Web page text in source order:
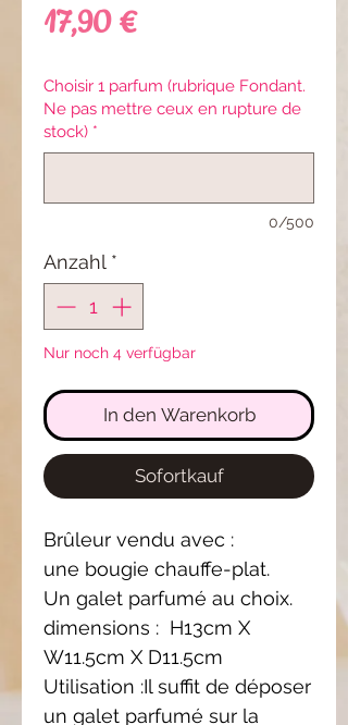
17,90 €Preis
Choisir 1 parfum (rubrique Fondant.
Ne pas mettre ceux en rupture de
stock) *
0/500
Anzahl *
Nur noch 4 verfügbar
In den Warenkorb
Sofortkauf
Brûleur vendu avec :
une bougie chauffe-plat.
Un galet parfumé au choix.
dimensions : H13cm X
W11.5cm X D11.5cm
Utilisation :Il suffit de déposer
un galet parfumé sur la